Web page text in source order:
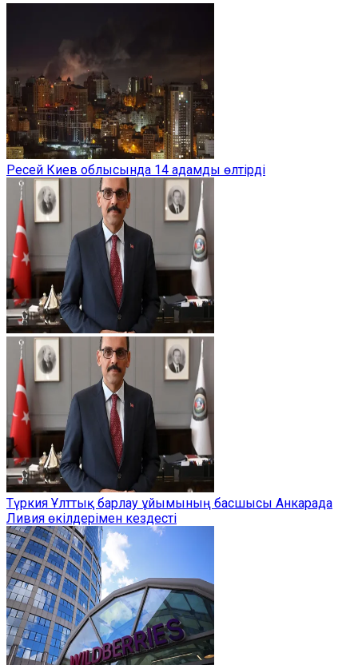
Ресей Киев облысында 14 адамды өлтірді
Түркия Ұлттық барлау ұйымының басшысы Анкарада
Ливия өкілдерімен кездесті